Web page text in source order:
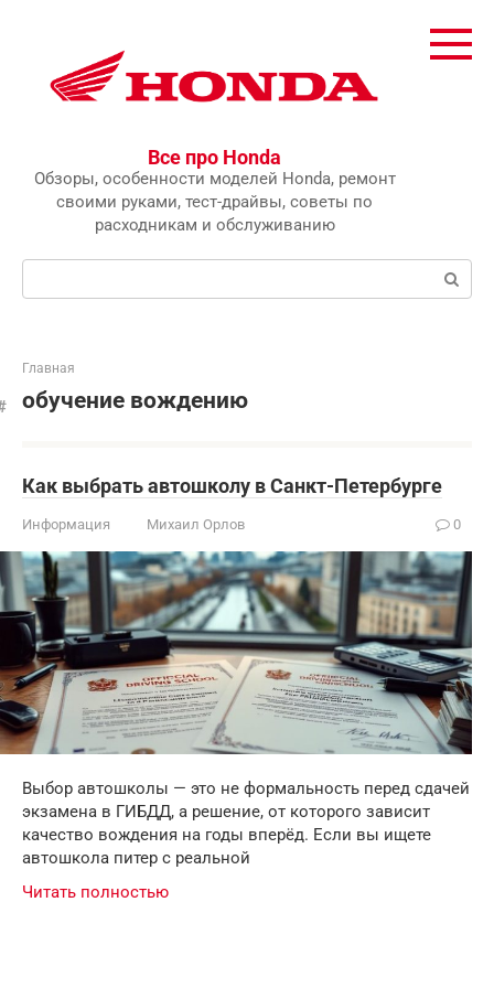
Все про Honda
Обзоры, особенности моделей Honda, ремонт
своими руками, тест-драйвы, советы по
расходникам и обслуживанию
Главная
обучение вождению
Как выбрать автошколу в Санкт-Петербурге
Информация Михаил Орлов 0
Выбор автошколы — это не формальность перед сдачей
экзамена в ГИБДД, а решение, от которого зависит
качество вождения на годы вперёд. Если вы ищете
автошкола питер с реальной
Читать полностью